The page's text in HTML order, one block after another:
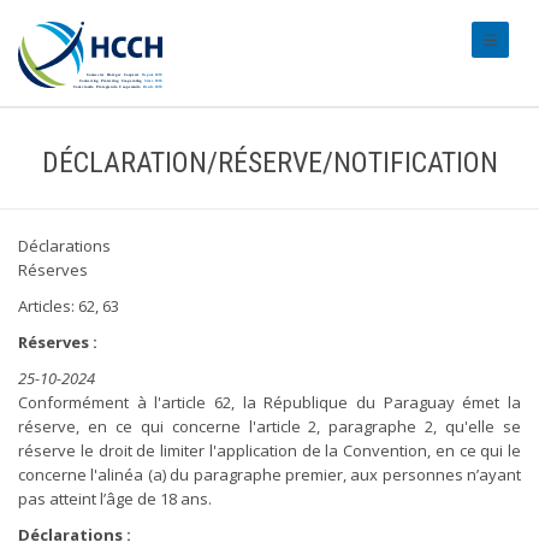
DÉCLARATION/RÉSERVE/NOTIFICATION
Déclarations
Réserves
Articles: 62, 63
Réserves :
25-10-2024
Conformément à l'article 62, la République du Paraguay émet la
réserve, en ce qui concerne l'article 2, paragraphe 2, qu'elle se
réserve le droit de limiter l'application de la Convention, en ce qui le
concerne l'alinéa (a) du paragraphe premier, aux personnes n’ayant
pas atteint l’âge de 18 ans.
Déclarations :